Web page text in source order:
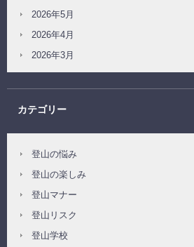
2026年5月
2026年4月
2026年3月
カテゴリー
登山の悩み
登山の楽しみ
登山マナー
登山リスク
登山学校